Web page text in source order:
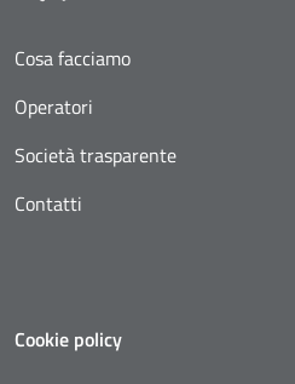
Cosa facciamo
Operatori
Società trasparente
Contatti
Cookie policy